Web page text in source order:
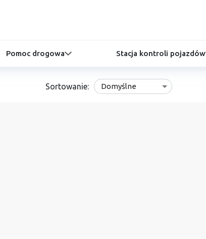
Pomoc drogowa Stacja kontroli pojazdów
Sortowanie: Domyślne